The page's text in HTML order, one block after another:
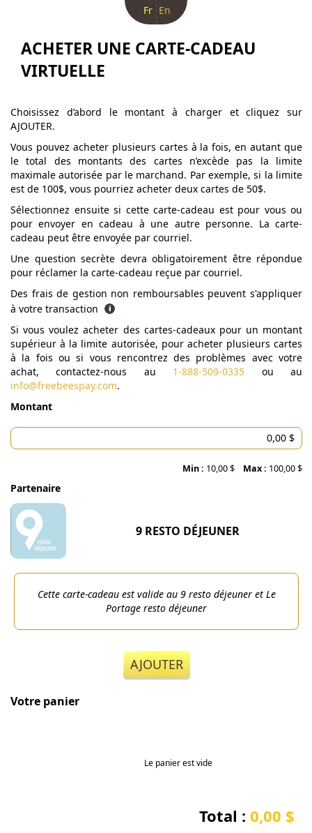
Fr En
ACHETER UNE CARTE-CADEAU
VIRTUELLE
Choisissez d’abord le montant à charger et cliquez sur
AJOUTER.
Vous pouvez acheter plusieurs cartes à la fois, en autant que
le total des montants des cartes n’excède pas la limite
maximale autorisée par le marchand. Par exemple, si la limite
est de 100$, vous pourriez acheter deux cartes de 50$.
Sélectionnez ensuite si cette carte-cadeau est pour vous ou
pour envoyer en cadeau à une autre personne. La carte-
cadeau peut être envoyée par courriel.
Une question secrète devra obligatoirement être répondue
pour réclamer la carte-cadeau reçue par courriel.
Des frais de gestion non remboursables peuvent s'appliquer
à votre transaction
Si vous voulez acheter des cartes-cadeaux pour un montant
supérieur à la limite autorisée, pour acheter plusieurs cartes
à la fois ou si vous rencontrez des problèmes avec votre
achat, contactez-nous au 1-888-509-0335 ou au
info@freebeespay.com.
Montant
Min : 10,00 $ Max : 100,00 $
Partenaire
9 RESTO DÉJEUNER
Cette carte-cadeau est valide au 9 resto déjeuner et Le
Portage resto déjeuner
AJOUTER
Votre panier
Le panier est vide
Total : 0,00 $